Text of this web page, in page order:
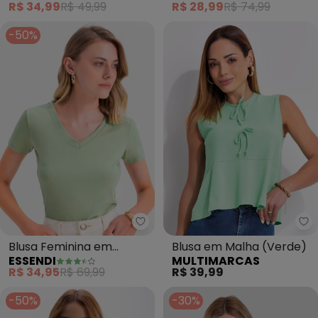
R$ 34,99R$ 49,99 R$ 28,99R$ 74,99
-50%
Essendi - Blusa Feminina em
Blusa Feminina em
Algodão (Verde)
ESSENDI
R$ 34,95R$ 69,99
Blusa em Malha (Verde)
MULTIMARCAS
R$ 39,99
-50%
-30%